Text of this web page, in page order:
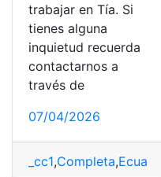
trabajar en Tía. Si
tienes alguna
inquietud recuerda
contactarnos a
través de
07/04/2026
_cc1,Completa,Ecuador